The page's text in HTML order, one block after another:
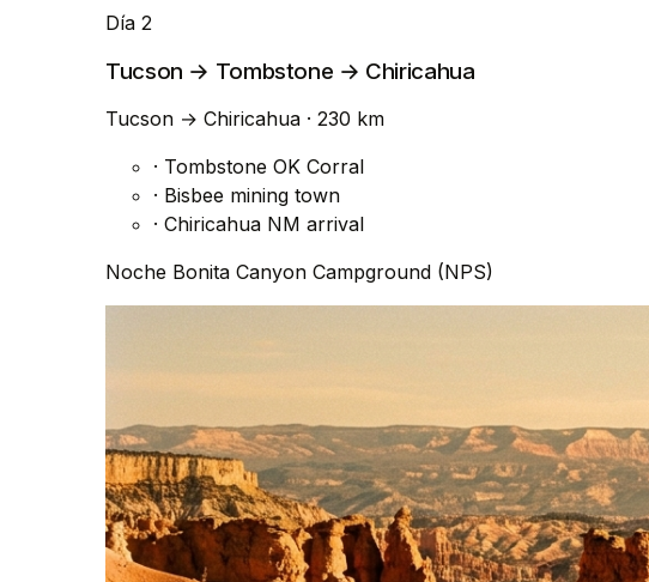
Día 2
Tucson → Tombstone → Chiricahua
Tucson → Chiricahua · 230 km
· Tombstone OK Corral
· Bisbee mining town
· Chiricahua NM arrival
Noche Bonita Canyon Campground (NPS)